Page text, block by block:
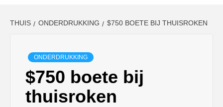
THUIS ONDERDRUKKING $750 BOETE BIJ THUISROKEN
ONDERDRUKKING
$750 boete bij
thuisroken